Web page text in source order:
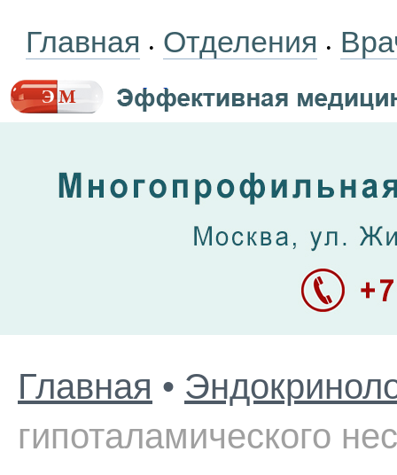
Главная • Отделения •
Главная •
гипоталамического